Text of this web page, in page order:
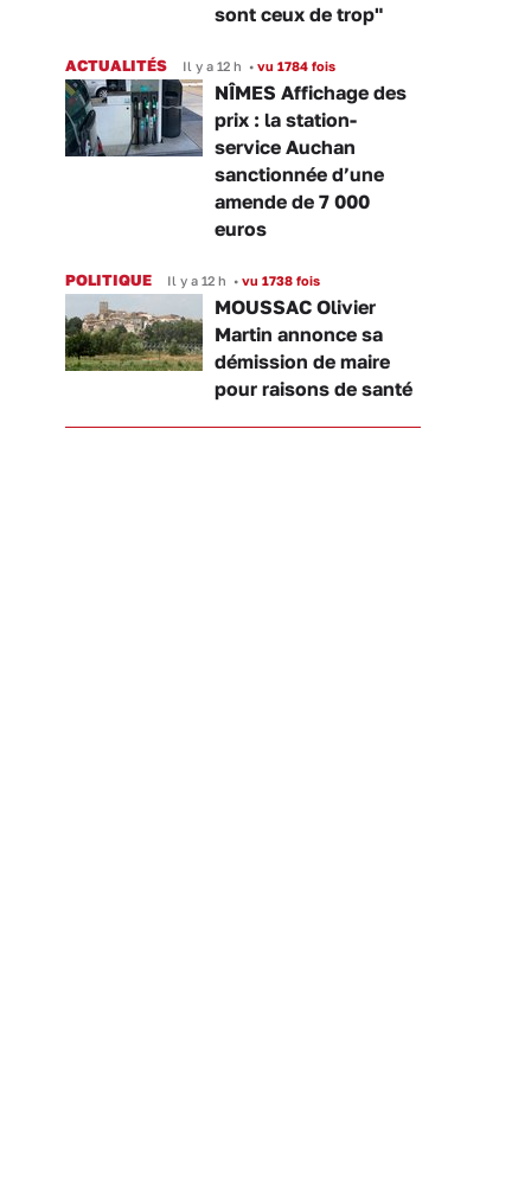
sont ceux de trop"
ACTUALITÉS Il y a 12 h • vu 1784 fois
NÎMES Affichage des
prix : la station-
service Auchan
sanctionnée d’une
amende de 7 000
euros
POLITIQUE Il y a 12 h • vu 1738 fois
MOUSSAC Olivier
Martin annonce sa
démission de maire
pour raisons de santé